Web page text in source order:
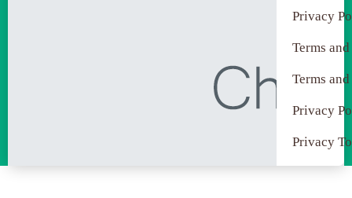
Privacy
Terms
Terms
Privacy
Privacy